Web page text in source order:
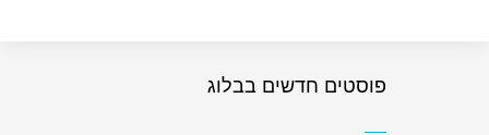
פוסטים חדשים בבלוג